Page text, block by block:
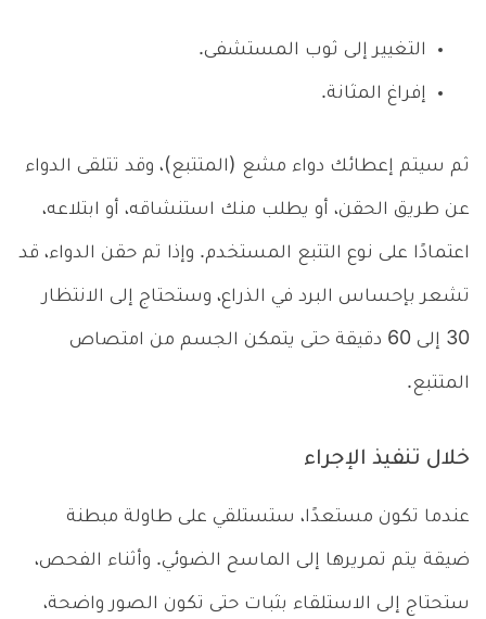
التغيير إلى ثوب المستشفى.
إفراغ المثانة.
ثم سيتم إعطائك دواء مشع (المتتبع)، وقد تتلقى الدواء
عن طريق الحقن، أو يطلب منك استنشاقه، أو ابتلاعه،
اعتمادًا على نوع التتبع المستخدم. وإذا تم حقن الدواء، قد
تشعر بإحساس البرد في الذراع، وستحتاج إلى الانتظار
30 إلى 60 دقيقة حتى يتمكن الجسم من امتصاص
المتتبع.
خلال تنفيذ الإجراء
عندما تكون مستعدًا، ستستلقي على طاولة مبطنة
ضيقة يتم تمريرها إلى الماسح الضوئي. وأثناء الفحص،
ستحتاج إلى الاستلقاء بثبات حتى تكون الصور واضحة،